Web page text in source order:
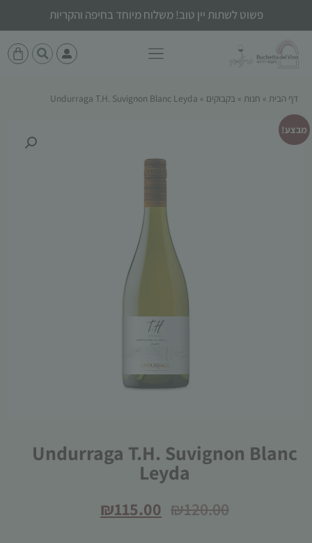
פשוט לשתות יין טוב! משלוח מיוחד בחיפה והקריות
דף הבית » חנות » בקבוקים »
Undurraga T.H. Suvignon Blanc Leyda
Undurraga T.H. Suvignon Blanc
Leyda
₪120.00
₪115.00
מבצע!
קובצי
Cookie
הם נדרשים